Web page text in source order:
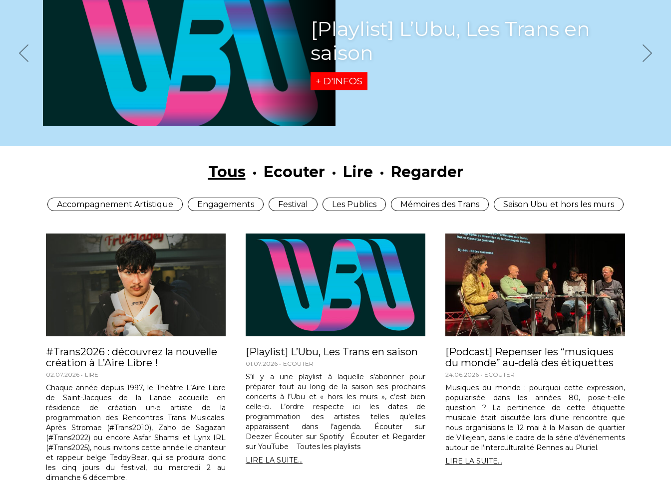
[Podcast] Repenser les
“musiques du monde” au-
des étiquettes
Previous Next
Tous Ecouter Lire Regarder
Accompagnement Artistique Engagements Festival Les Publics Mémoires des Trans Saison Ubu et hors les murs
#Trans2026 : découvrez la nouvelle
création à L’Aire Libre !
02.07.2026 LIRE
Chaque année depuis 1997, le Théâtre L’Aire Libre
de Saint-Jacques de la Lande accueille en
résidence de création un·e artiste de la
programmation des Rencontres Trans Musicales.
Après Stromae (#Trans2010), Zaho de Sagazan
(#Trans2022) ou encore Asfar Shamsi et Lynx IRL
(#Trans2025), nous invitons cette année le chanteur
et rappeur belge TeddyBear, qui se produira donc
les cinq jours du festival, du mercredi 2 au
dimanche 6 décembre.
[Playlist] L’Ubu, Les Trans en saison
01.07.2026 ECOUTER
S’il y a une playlist à laquelle s’abonner pour
préparer tout au long de la saison ses prochains
concerts à l’Ubu et « hors les murs », c’est bien
celle-ci. L’ordre respecte ici les dates de
programmation des artistes telles qu’elles
apparaissent dans l’agenda. Écouter sur
Deezer Écouter sur Spotify Écouter et Regarder
sur YouTube Toutes les playlists
LIRE LA SUITE...
[Podcast] Repenser les “musiques
du monde” au-delà des étiquettes
24.06.2026 ECOUTER
Musiques du monde : pourquoi cette expression,
popularisée dans les années 80, pose-t-elle
question ? La pertinence de cette étiquette
musicale était discutée lors d’une rencontre que
nous organisions le 12 mai à la Maison de quartier
de Villejean, dans le cadre de la série d’événements
autour de l’interculturalité Rennes au Pluriel.
LIRE LA SUITE...